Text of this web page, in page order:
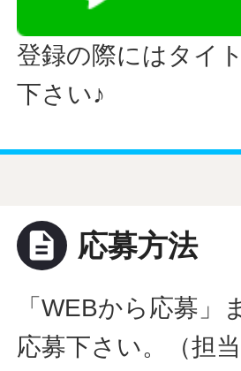
登録の際にはタイ
下さい♪
description 応募方法
「WEBから応募
応募下さい。（担当